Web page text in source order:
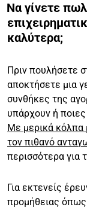
Να γίνετε
καλύτερα;
Πριν πουλήσετε
αποκτήσετε μια
συνθήκες της
υπάρχουν ή
Με μερικά κόλπα
τον πιθανό
περισσότερα για
Για εκτενείς
προμήθειας όπως